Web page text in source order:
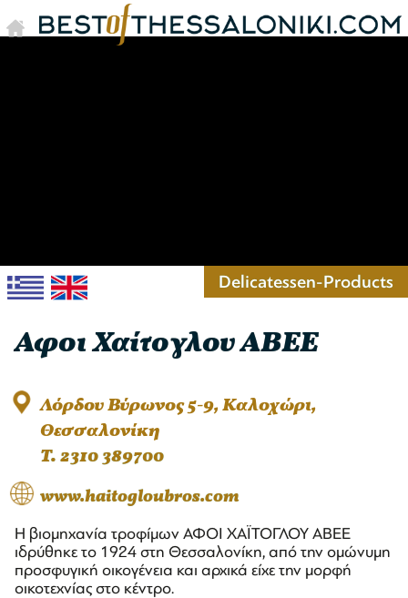
Delicatessen-Products
Αφοι Χαίτογλου ΑΒΕΕ
Λόρδου Βύρωνος 5-9, Καλοχώρι,
Θεσσαλονίκη
T. 2310 389700
www.haitogloubros.com
Η βιομηχανία τροφίμων ΑΦΟΙ ΧΑΪΤΟΓΛΟΥ ΑΒΕΕ
ιδρύθηκε το 1924 στη Θεσσαλονίκη, από την ομώνυμη
προσφυγική οικογένεια και αρχικά είχε την μορφή
οικοτεχνίας στο κέντρο.